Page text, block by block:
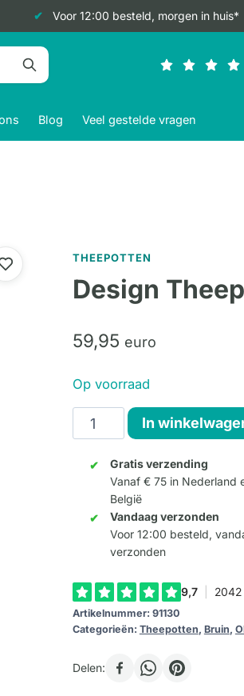
Voor 12:00 besteld, morgen in huis*
Blog Veel gestelde vragen
THEEPOTTEN
Design
59,95 euro
Op voorraad
Design
Theepot
Telefoon
aantal
In
Gratis verzending
Vanaf € 75 in Nederland
België
Vandaag verzonden
Voor 12:00 besteld,
verzonden
Artikelnummer: 91130
Categorieën: Theepotten, Bruin,
Delen: